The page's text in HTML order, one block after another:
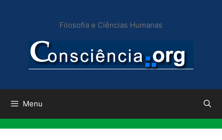
conteúdo
Filosofia e Ciências Humanas
Menu